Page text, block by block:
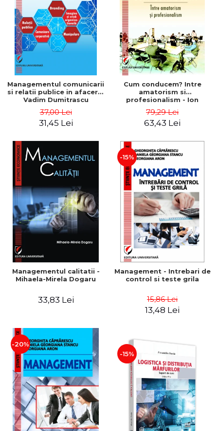
ADMINISTRATIVE
ȘTIINȚE ECONOMICE
ȘTIINȚE EXACTE
EDUCAȚIE FIZICĂ ȘI SPORT
PREUNIVERSITARIA
TIMP LIBER
ÎN CURS DE APARIȚIE
NOUTĂȚI
PACHETE DE STUDIU
PROMOȚIILE LUNII
ULTIMELE EXEMPLARE
Cum Cumpăr
Livrare
Politica de Retur
Formular de Retur
Distribuitori
Managementul comunicarii
si relatii publice in afaceri -
Vadim Dumitrascu
37,00 Lei
31,45 Lei
Cum conducem? Intre
amatorism si
profesionalism - Ion
79,29 Lei
63,43 Lei
Managementul calitatii -
Mihaela-Mirela Dogaru
33,83 Lei
-15%
Management - Intrebari de
control si teste grila
15,86 Lei
13,48 Lei
-20%
-15%